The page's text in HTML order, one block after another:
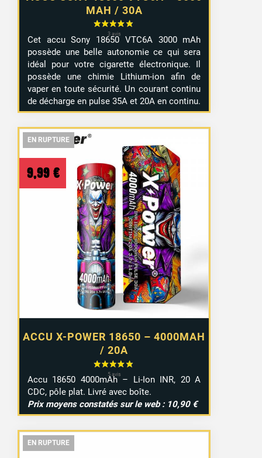
4 avis
MAH / 30A
Cet accu Sony 18650 VTC6A 3000 mAh
possède une belle autonomie ce qui sera
idéal pour votre cigarette électronique. Il
possède une chimie Lithium-ion afin de
vaper en toute sécurité. Un courant continu
de décharge en pulse 35A et 20A en continu.
EN RUPTURE
EN RUPTURE
ACCU X-POWER 18650 – 4000MAH
/ 20A
9,99 €
Accu 18650 4000mAh – Li-Ion INR, 20 A
CDC, pôle plat. Livré avec boîte.
Prix moyens constatés sur le web : 10,90 €
EN RUPTURE
EN RUPTURE
EN RUPTURE
EN RUPTURE